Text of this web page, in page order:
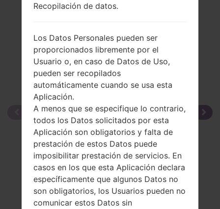
Comparar
Recopilación de datos.
Los Datos Personales pueden ser
proporcionados libremente por el
Usuario o, en caso de Datos de Uso,
pueden ser recopilados
automáticamente cuando se usa esta
Aplicación.
A menos que se especifique lo contrario,
todos los Datos solicitados por esta
Aplicación son obligatorios y falta de
prestación de estos Datos puede
imposibilitar prestación de servicios. En
casos en los que esta Aplicación declara
específicamente que algunos Datos no
son obligatorios, los Usuarios pueden no
comunicar estos Datos sin